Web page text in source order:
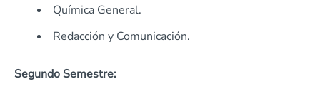
Química General.
Redacción y Comunicación.
Segundo Semestre: